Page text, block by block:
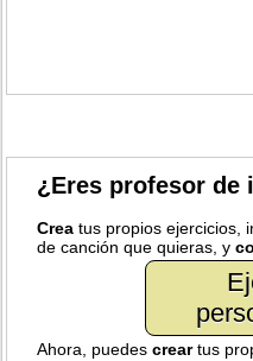
¿Eres profesor de
Crea tus propios ejercicios,
de canción que quieras, y
Ahora, puedescreartus